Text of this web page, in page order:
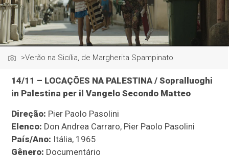
>Verão na Sicília, de Margherita Spampinato
14/11 – LOCAÇÕES NA PALESTINA / Sopralluoghi
in Palestina per il Vangelo Secondo Matteo
Direção: Pier Paolo Pasolini
Elenco: Don Andrea Carraro, Pier Paolo Pasolini
País/Ano: Itália, 1965
Gênero: Documentário